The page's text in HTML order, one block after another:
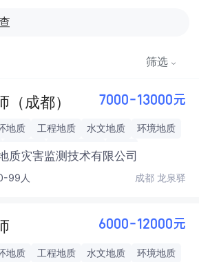
筛选
成都） 7000-13000元
地质 工程地质 水文地质
环境地质
ArcGIS SuperMap CAD
质灾害监测技术有限公司
99人 成都 龙泉驿
6000-12000元
地质 工程地质 水文地质
环境地质